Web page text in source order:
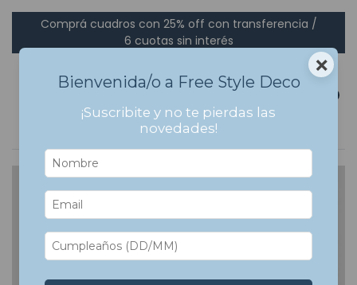
Comprá cuadros con 25% off con transferencia /
6 cuotas sin interés
×
Bienvenida/o a Free Style Deco
¡Suscribite y no te pierdas las
novedades!